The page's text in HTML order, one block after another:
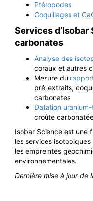
Ptéropodes
Coquillages et
Services
carbonates
Analyse des
coraux et autres
Mesure du
pré-extraits,
carbonates
Datation
croûte carbonatée
Isobar Science est une
les services
les empreintes
environnementales.
Dernière mise à jour de